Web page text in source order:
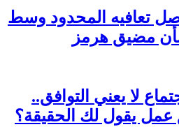
تعافيه المحدود وسط
مضيق هرمز
لا يعني التوافق..
يقول لك الحقيقة؟